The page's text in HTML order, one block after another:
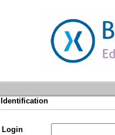
Identification
Login